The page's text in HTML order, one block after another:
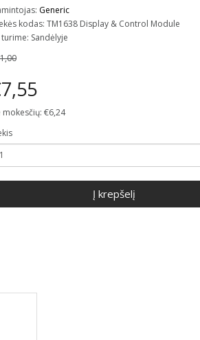
Generic
kodas: TM1638 Display & Control Module
Sandėlyje
mokesčių: €6,24
Į krepšelį